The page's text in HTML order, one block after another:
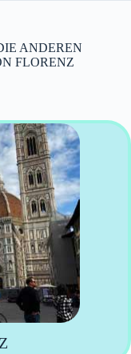
ANDEREN
FLORENZ